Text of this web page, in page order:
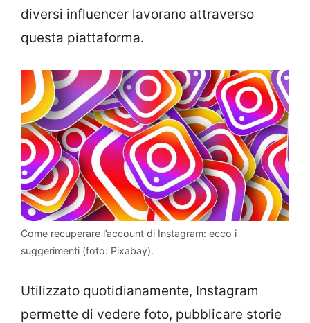
diversi influencer lavorano attraverso
questa piattaforma.
Come recuperare l’account di Instagram: ecco i
suggerimenti (foto: Pixabay).
Utilizzato quotidianamente, Instagram
permette di vedere foto, pubblicare storie